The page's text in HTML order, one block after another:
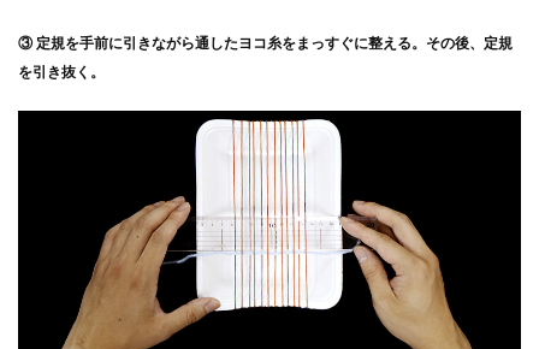
③ 定規を手前に引きながら通したヨコ糸をまっすぐに整える。その後、定規
を引き抜く。